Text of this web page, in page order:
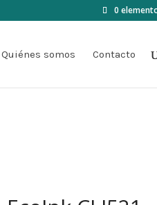
0
Quiénes somos Contacto